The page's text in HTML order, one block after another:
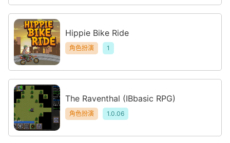
Hippie Bike Ride
角色扮演 1
The Raventhal (IBbasic RPG)
角色扮演 1.0.06